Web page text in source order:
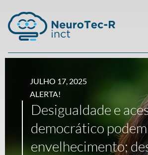
JULHO 17, 2025
ALERTA!
Desigualdade e
democrático
envelhecimento;